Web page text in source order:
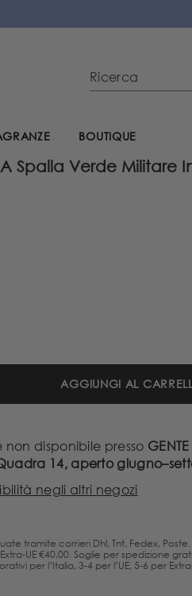
BOUTIQUE
A Spalla Verde Militare
AGGIUNGI AL
disponibile presso
14, aperto
negli altri negozi
tramite corrieri Dhl, Tnt, Fedex,
UE €40,00. Soglie per spedizione
per l’Italia, 3-4 per l’UE, 5-6 per